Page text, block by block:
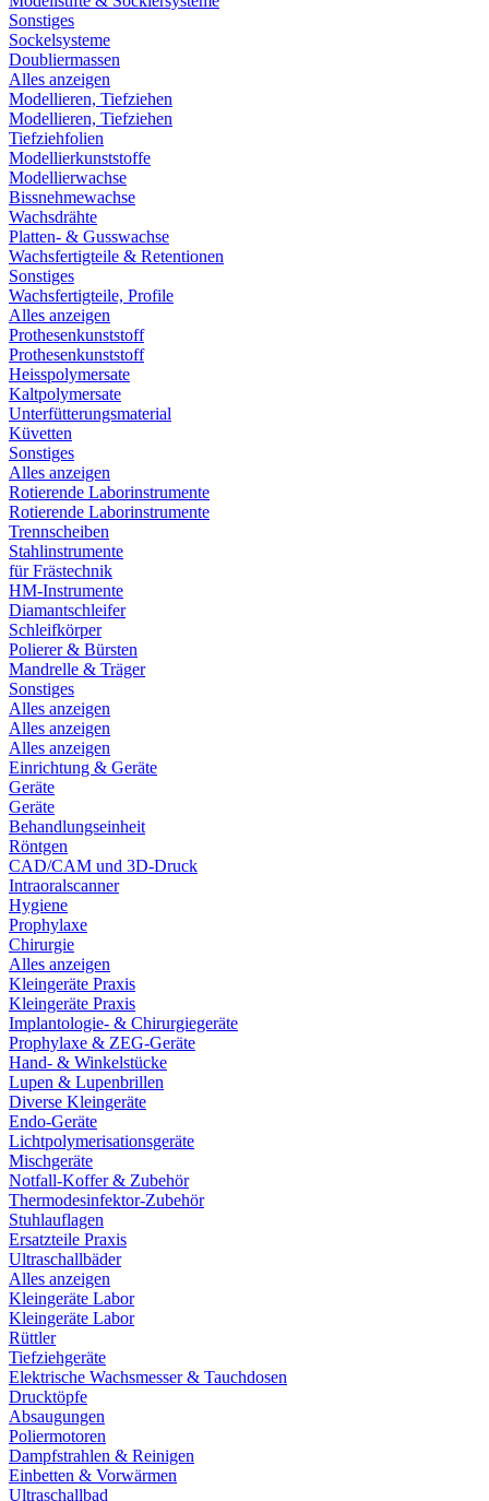
Sonstiges
Sockelsysteme
Doubliermassen
Alles anzeigen
Modellieren, Tiefziehen
Modellieren, Tiefziehen
Tiefziehfolien
Modellierkunststoffe
Modellierwachse
Bissnehmewachse
Wachsdrähte
Platten- & Gusswachse
Wachsfertigteile & Retentionen
Sonstiges
Wachsfertigteile, Profile
Alles anzeigen
Prothesenkunststoff
Prothesenkunststoff
Heisspolymersate
Kaltpolymersate
Unterfütterungsmaterial
Küvetten
Sonstiges
Alles anzeigen
Rotierende Laborinstrumente
Rotierende Laborinstrumente
Trennscheiben
Stahlinstrumente
für Frästechnik
HM-Instrumente
Diamantschleifer
Schleifkörper
Polierer & Bürsten
Mandrelle & Träger
Sonstiges
Alles anzeigen
Alles anzeigen
Alles anzeigen
Einrichtung & Geräte
Geräte
Geräte
Behandlungseinheit
Röntgen
CAD/CAM und 3D-Druck
Intraoralscanner
Hygiene
Prophylaxe
Chirurgie
Alles anzeigen
Kleingeräte Praxis
Kleingeräte Praxis
Implantologie- & Chirurgiegeräte
Prophylaxe & ZEG-Geräte
Hand- & Winkelstücke
Lupen & Lupenbrillen
Diverse Kleingeräte
Endo-Geräte
Lichtpolymerisationsgeräte
Mischgeräte
Notfall-Koffer & Zubehör
Thermodesinfektor-Zubehör
Stuhlauflagen
Ersatzteile Praxis
Ultraschallbäder
Alles anzeigen
Kleingeräte Labor
Kleingeräte Labor
Rüttler
Tiefziehgeräte
Elektrische Wachsmesser & Tauchdosen
Drucktöpfe
Absaugungen
Poliermotoren
Dampfstrahlen & Reinigen
Einbetten & Vorwärmen
Ultraschallbad